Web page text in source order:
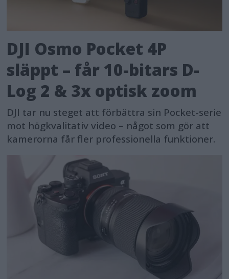
DJI Osmo Pocket 4P
släppt – får 10-bitars D-
Log 2 & 3x optisk zoom
DJI tar nu steget att förbättra sin Pocket-serie
mot högkvalitativ video – något som gör att
kamerorna får fler professionella funktioner.